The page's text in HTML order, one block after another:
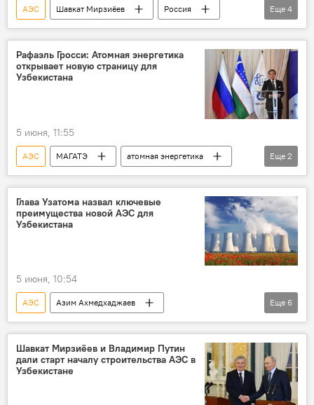
АЭС Шавкат Мирзиёев
Россия
Узбекистан
сотрудничество
ПМЭФ
атомная энергетика
Еще 4
Рафаэль Гросси: Атомная энергетика
открывает новую страницу для
Узбекистана
5 июня, 11:55
АЭС МАГАТЭ
атомная энергетика
Рафаэль Гросси
Узбекистан
Еще 2
Глава Узатома назвал ключевые
преимущества новой АЭС для
Узбекистана
5 июня, 10:54
АЭС
Азим Ахмедхаджаев
Строительство АЭС в Узбекистане
Джизакская область
Узбекистан
Россия
Узатом атомная энергетика
Еще 6
Шавкат Мирзиёев и Владимир Путин
дали старт началу строительства АЭС в
Узбекистане